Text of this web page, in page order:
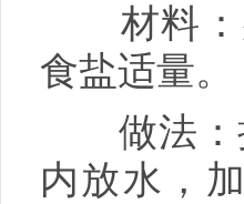
材料：瘦
食盐适量。
做法：把
内放水，